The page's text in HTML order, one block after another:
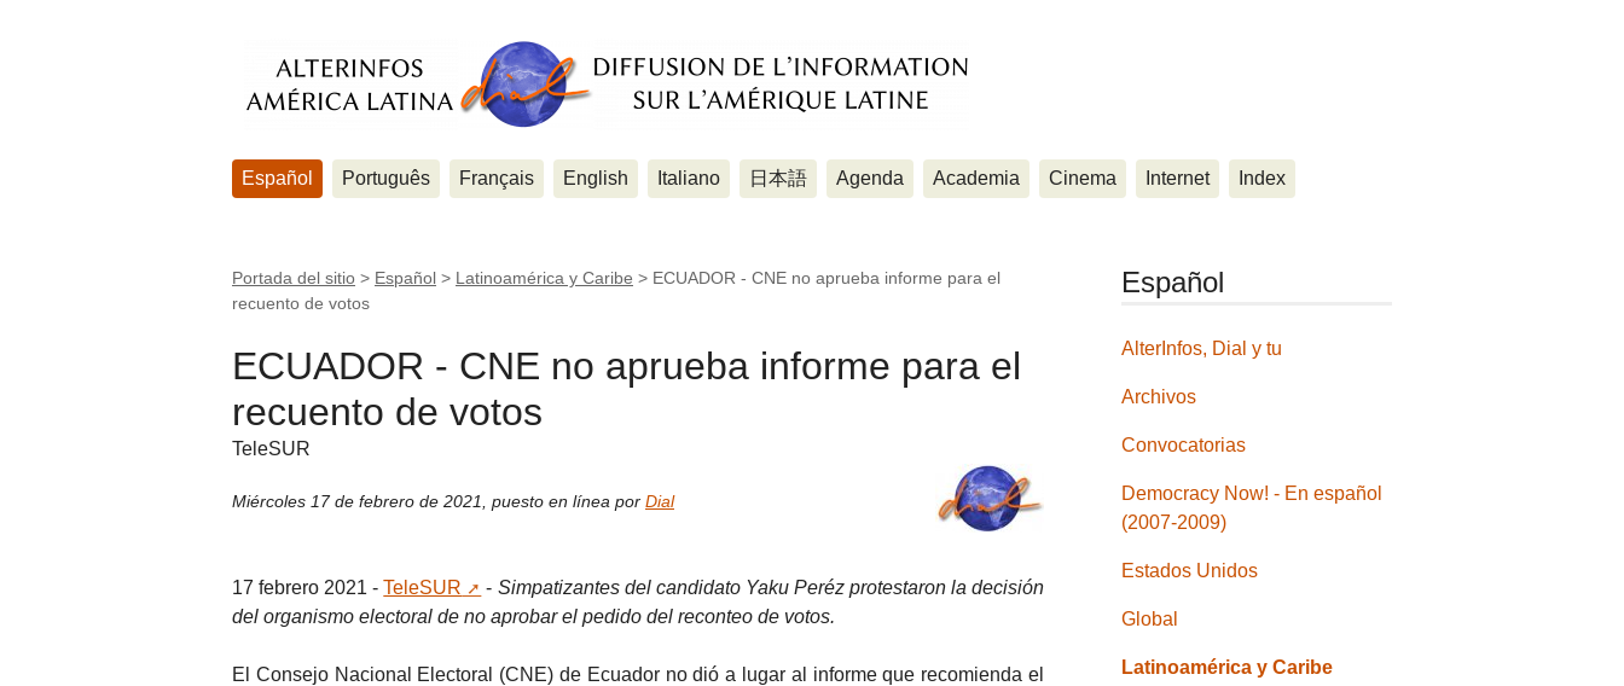
Español Português Français English Italiano 日本語 Agenda Academia Cinema Internet Index
Portada del sitio > Español > Latinoamérica y Caribe > ECUADOR - CNE no aprueba informe para el
recuento de votos
ECUADOR - CNE no aprueba informe para el
recuento de votos
TeleSUR
Miércoles 17 de febrero de 2021 puesto en línea por Dial
17 febrero 2021 -TeleSUR - Simpatizantes del candidato Yaku Peréz protestaron la decisión
del organismo electoral de no aprobar el pedido del reconteo de votos.
El Consejo Nacional Electoral (CNE) de Ecuador no dió a lugar al informe que recomienda el
Español
AlterInfos, Dial y tu
Archivos
Convocatorias
Democracy Now! - En español
(2007-2009)
Estados Unidos
Global
Latinoamérica y Caribe